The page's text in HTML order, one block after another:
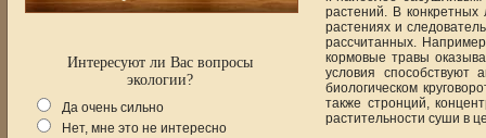
Интересуют ли Вас вопросы
экологии?
Да очень сильно
Нет, мне это не интересно
растений. В
растениях и
рассчитанных.
кормовые травы
условия способствуют
биологическом
также стронций,
растительности суши в